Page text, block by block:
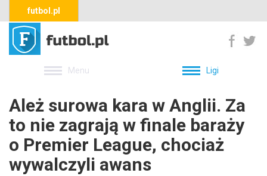
futbol.pl
Menu Ligi
Ależ surowa kara w Anglii. Za
to nie zagrają w finale baraży
o Premier League, chociaż
wywalczyli awans